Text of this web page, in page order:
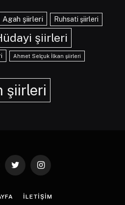
Agah şiirleri Ruhsati şiirleri
şiirleri
Ahmet Selçuk İlkan şiirleri
şiirleri
Twitter Instagram
İLETIŞIM